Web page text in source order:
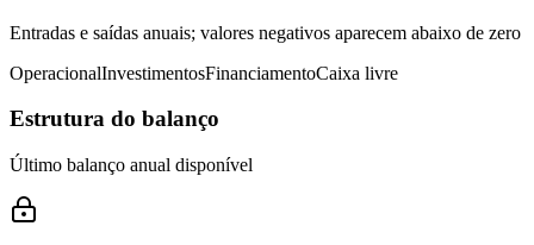
Entradas e saídas anuais; valores negativos aparecem abaixo de zero
OperacionalInvestimentosFinanciamentoCaixa livre
Estrutura do balanço
Último balanço anual disponível